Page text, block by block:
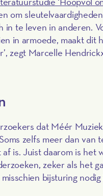
om
in te leven in anderen.
in armoede, maakt dit
zegt Marcelle
dat Méér
zelfs meer dan van
is. Juist daarom is het
zeker als het
bijsturing nodig